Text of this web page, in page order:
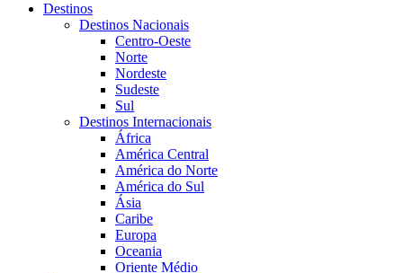
Destinos
Destinos Nacionais
Centro-Oeste
Norte
Nordeste
Sudeste
Sul
Destinos Internacionais
África
América Central
América do Norte
América do Sul
Ásia
Caribe
Europa
Oceania
Oriente Médio